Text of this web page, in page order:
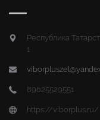
Республика
1
89625529551
https://viborplus.ru/